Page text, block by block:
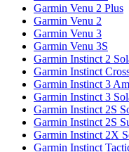
Garmin Venu 2 Plus
Garmin Venu 2
Garmin Venu 3
Garmin Venu 3S
Garmin Instinct 2
Garmin Instinct
Garmin Instinct 3
Garmin Instinct 3
Garmin Instinct 2S
Garmin Instinct 2S
Garmin Instinct 2X
Garmin Instinct